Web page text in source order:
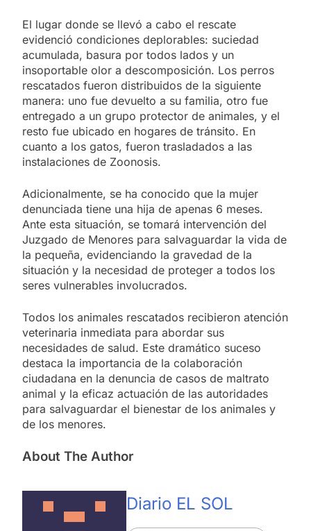
El lugar donde se llevó a cabo el rescate
evidenció condiciones deplorables: suciedad
acumulada, basura por todos lados y un
insoportable olor a descomposición. Los perros
rescatados fueron distribuidos de la siguiente
manera: uno fue devuelto a su familia, otro fue
entregado a un grupo protector de animales, y el
resto fue ubicado en hogares de tránsito. En
cuanto a los gatos, fueron trasladados a las
instalaciones de Zoonosis.
Adicionalmente, se ha conocido que la mujer
denunciada tiene una hija de apenas 6 meses.
Ante esta situación, se tomará intervención del
Juzgado de Menores para salvaguardar la vida de
la pequeña, evidenciando la gravedad de la
situación y la necesidad de proteger a todos los
seres vulnerables involucrados.
Todos los animales rescatados recibieron atención
veterinaria inmediata para abordar sus
necesidades de salud. Este dramático suceso
destaca la importancia de la colaboración
ciudadana en la denuncia de casos de maltrato
animal y la eficaz actuación de las autoridades
para salvaguardar el bienestar de los animales y
de los menores.
About The Author
Diario EL SOL